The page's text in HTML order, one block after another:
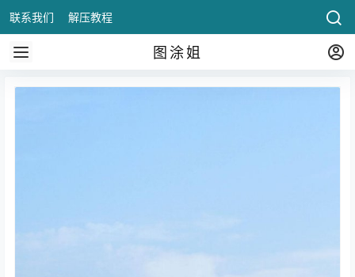
联系我们 解压教程
图涂姐